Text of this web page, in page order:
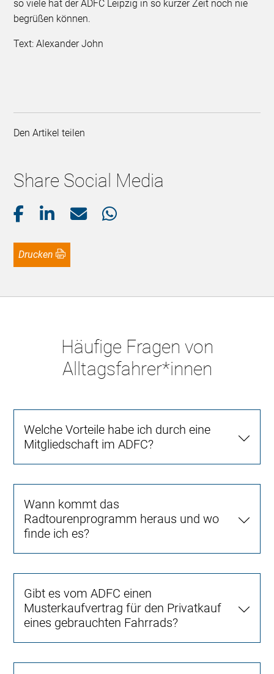
so viele hat der ADFC Leipzig in so kurzer Zeit noch nie
begrüßen können.
Text: Alexander John
Den Artikel teilen
Share Social Media
Drucken
Häufige Fragen von
Alltagsfahrer*innen
Welche Vorteile habe ich durch eine
Mitgliedschaft im ADFC?
Wann kommt das
Radtourenprogramm heraus und wo
finde ich es?
Gibt es vom ADFC einen
Musterkaufvertrag für den Privatkauf
eines gebrauchten Fahrrads?